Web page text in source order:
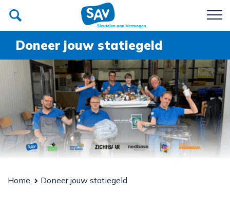
Poetsbedrijf
Recycle SAV
Team
Over SAV
Werken bij SAV
Doneer jouw statiegeld
Home Doneer jouw statiegeld